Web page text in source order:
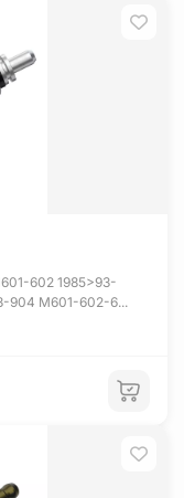
602 1985>93-
904 M601-602-6...